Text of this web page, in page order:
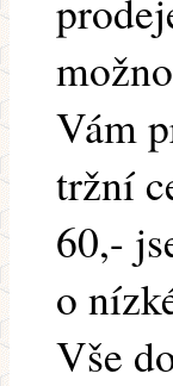
Vám
tržní
60,-
o
Vše